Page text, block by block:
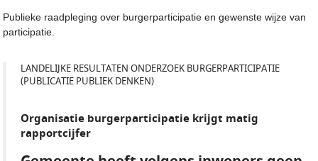
Publieke raadpleging over burgerparticipatie en gewenste wijze van
participatie.
LANDELIJKE RESULTATEN ONDERZOEK BURGERPARTICIPATIE
(PUBLICATIE PUBLIEK DENKEN)
Organisatie burgerparticipatie krijgt matig
rapportcijfer